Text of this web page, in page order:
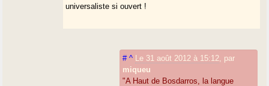
universaliste si ouvert !
# ^ Le 31 août 2012 à 15:12 par
miqueu
"A Haut de Bosdarros, la langue